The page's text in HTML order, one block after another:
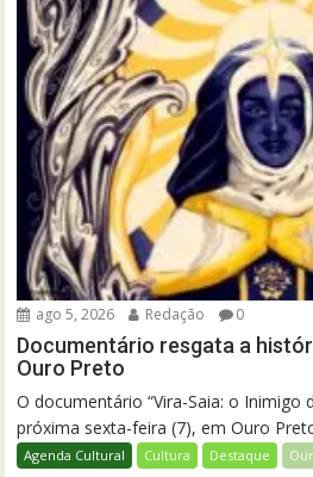
ago 5, 2026 Redação 0
Documentário resgata a
Ouro Preto
O documentário “Vira-Saia: o Inimigo
próxima sexta-feira (7), em Ouro
Agenda Cultural Cultura Destaque